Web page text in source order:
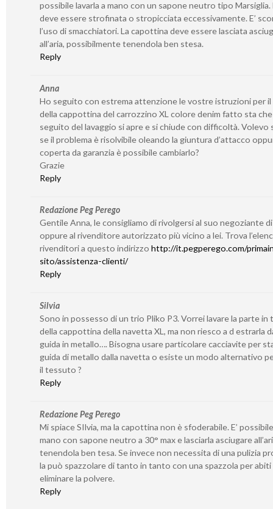
possibile lavarla a mano con un sapone neutro tipo Marsiglia.
deve essere strofinata o stropicciata eccessivamente. E’
l’uso di smacchiatori. La capottina deve essere lasciata
all’aria, possibilmente tenendola ben stesa.
Reply
Anna
Ho seguito con estrema attenzione le vostre istruzioni per il
della cappottina del carrozzino XL colore denim fatto sta che
seguito del lavaggio si apre e si chiude con difficoltà. Volevo
se il problema è risolvibile oleando la giuntura d’attacco
coperta da garanzia è possibile cambiarlo?
Grazie
Reply
Redazione Peg Perego
Gentile Anna, le consigliamo di rivolgersi al suo negoziante
oppure al rivenditore autorizzato più vicino a lei. Trova
rivenditori a questo indirizzo http://it.pegperego.com/
sito/assistenza-clienti/
Reply
Silvia
Sono in possesso di un trio Pliko P3. Vorrei lavare la parte in
della cappottina della navetta XL, ma non riesco a d estrarla
guida in metallo…. Bisogna usare particolare cacciavite per
guida di metallo dalla navetta o esiste un modo alternativo
il tessuto ?
Reply
Redazione Peg Perego
Mi spiace SIlvia, ma la capottina non è sfoderabile. E’
mano con sapone neutro a 30° max e lasciarla asciugare
tenendola ben tesa. Se invece non necessita di una pulizia
la può spazzolare di tanto in tanto con una spazzola per abiti
eliminare la polvere.
Reply